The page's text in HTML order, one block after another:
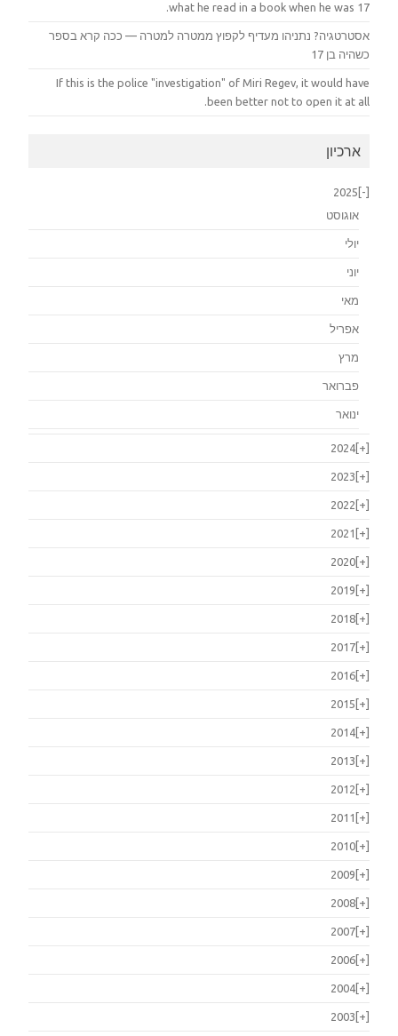
what he read in a book when he was 17.
אסטרטגיה? נתניהו מעדיף לקפוץ ממטרה למטרה — ככה קרא בספר
כשהיה בן 17
If this is the police "investigation" of Miri Regev, it would have
been better not to open it at all.
ארכיון
[-]
2025
אוגוסט
יולי
יוני
מאי
אפריל
מרץ
פברואר
ינואר
[+]
2024
[+]
2023
[+]
2022
[+]
2021
[+]
2020
[+]
2019
[+]
2018
[+]
2017
[+]
2016
[+]
2015
[+]
2014
[+]
2013
[+]
2012
[+]
2011
[+]
2010
[+]
2009
[+]
2008
[+]
2007
[+]
2006
[+]
2004
[+]
2003